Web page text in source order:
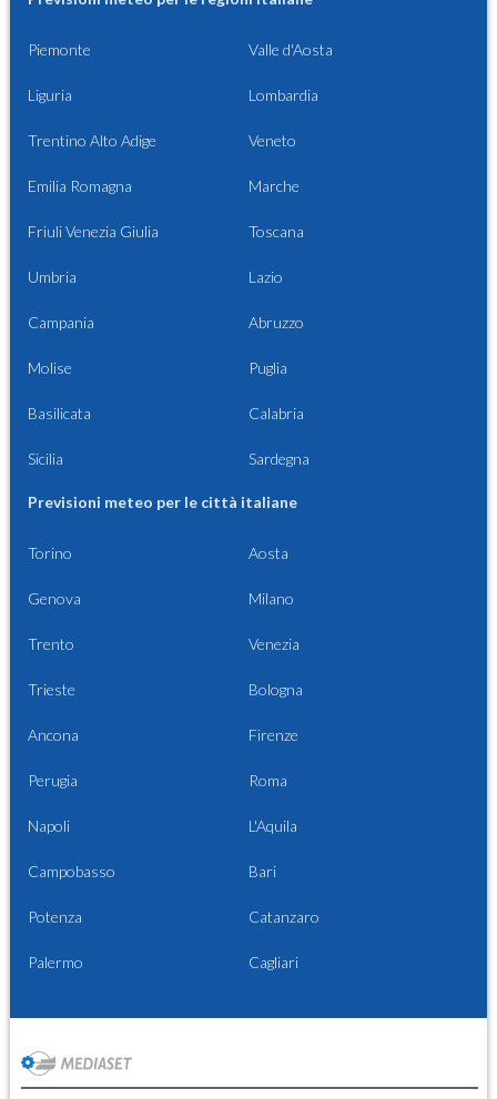
Piemonte Valle d'Aosta
Liguria Lombardia
Trentino Alto Adige Veneto
Emilia Romagna Marche
Friuli Venezia Giulia Toscana
Umbria Lazio
Campania Abruzzo
Molise Puglia
Basilicata Calabria
Sicilia Sardegna
Previsioni meteo per le città italiane
Torino Aosta
Genova Milano
Trento Venezia
Trieste Bologna
Ancona Firenze
Perugia Roma
Napoli L'Aquila
Campobasso Bari
Potenza Catanzaro
Palermo Cagliari